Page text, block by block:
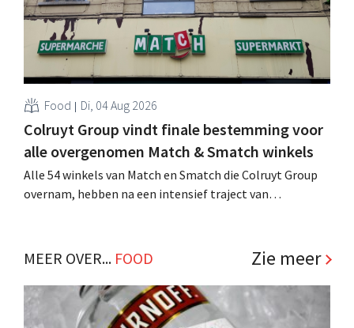
Food Di, 04 Aug 2026
Colruyt Group vindt finale bestemming voor
alle overgenomen Match & Smatch winkels
Alle 54 winkels van Match en Smatch die Colruyt Group
overnam, hebben na een intensief traject van
.MEER OVER... FOOD Zie meer